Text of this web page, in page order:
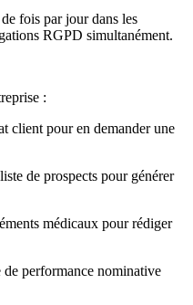
fois par jour dans les
RGPD simultanément.
:
client pour en demander une
de prospects pour générer
médicaux pour rédiger
de performance nominative